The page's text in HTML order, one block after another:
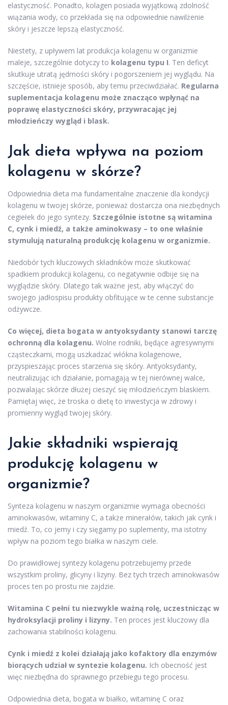
elastyczność. Ponadto, kolagen posiada wyjątkową zdolność
wiązania wody, co przekłada się na odpowiednie nawilżenie
skóry i jeszcze lepszą elastyczność.
Niestety, z upływem lat produkcja kolagenu w organizmie
maleje, szczególnie dotyczy to kolagenu typu I. Ten deficyt
skutkuje utratą jędrności skóry i pogorszeniem jej wyglądu. Na
szczęście, istnieje sposób, aby temu przeciwdziałać. Regularna
suplementacja kolagenu może znacząco wpłynąć na
poprawę elastyczności skóry, przywracając jej
młodzieńczy wygląd i blask.
Jak dieta wpływa na poziom
kolagenu w skórze?
Odpowiednia dieta ma fundamentalne znaczenie dla kondycji
kolagenu w twojej skórze, ponieważ dostarcza ona niezbędnych
cegiełek do jego syntezy. Szczególnie istotne są witamina
C, cynk i miedź, a także aminokwasy – to one właśnie
stymulują naturalną produkcję kolagenu w organizmie.
Niedobór tych kluczowych składników może skutkować
spadkiem produkcji kolagenu, co negatywnie odbije się na
wyglądzie skóry. Dlatego tak ważne jest, aby włączyć do
swojego jadłospisu produkty obfitujące w te cenne substancje
odżywcze.
Co więcej, dieta bogata w antyoksydanty stanowi tarczę
ochronną dla kolagenu. Wolne rodniki, będące agresywnymi
cząsteczkami, mogą uszkadzać włókna kolagenowe,
przyspieszając proces starzenia się skóry. Antyoksydanty,
neutralizując ich działanie, pomagają w tej nierównej walce,
pozwalając skórze dłużej cieszyć się młodzieńczym blaskiem.
Pamiętaj więc, że troska o dietę to inwestycja w zdrowy i
promienny wygląd twojej skóry.
Jakie składniki wspierają
produkcję kolagenu w
organizmie?
Synteza kolagenu w naszym organizmie wymaga obecności
aminokwasów, witaminy C, a także minerałów, takich jak cynk i
miedź. To, co jemy i czy sięgamy po suplementy, ma istotny
wpływ na poziom tego białka w naszym ciele.
Do prawidłowej syntezy kolagenu potrzebujemy przede
wszystkim proliny, glicyny i lizyny. Bez tych trzech aminokwasów
proces ten po prostu nie zajdzie.
Witamina C pełni tu niezwykle ważną rolę, uczestnicząc w
hydroksylacji proliny i lizyny. Ten proces jest kluczowy dla
zachowania stabilności kolagenu.
Cynk i miedź z kolei działają jako kofaktory dla enzymów
biorących udział w syntezie kolagenu. Ich obecność jest
więc niezbędna do sprawnego przebiegu tego procesu.
Odpowiednia dieta, bogata w białko, witaminę C oraz